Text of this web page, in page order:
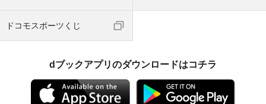
ドコモスポーツくじ
dブックアプリのダウンロードはコチラ